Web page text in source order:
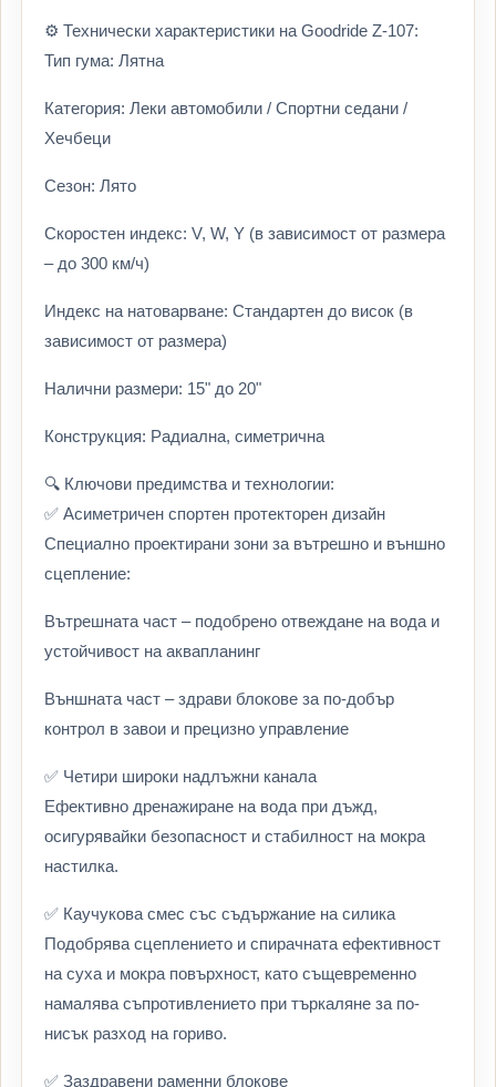
⚙️ Технически характеристики на Goodride Z-107:
Тип гума: Лятна
Категория: Леки автомобили / Спортни седани /
Хечбеци
Сезон: Лято
Скоростен индекс: V, W, Y (в зависимост от размера
– до 300 км/ч)
Индекс на натоварване: Стандартен до висок (в
зависимост от размера)
Налични размери: 15" до 20"
Конструкция: Радиална, симетрична
🔍 Ключови предимства и технологии:
✅ Асиметричен спортен протекторен дизайн
Специално проектирани зони за вътрешно и външно
сцепление:
Вътрешната част – подобрено отвеждане на вода и
устойчивост на аквапланинг
Външната част – здрави блокове за по-добър
контрол в завои и прецизно управление
✅ Четири широки надлъжни канала
Ефективно дренажиране на вода при дъжд,
осигурявайки безопасност и стабилност на мокра
настилка.
✅ Каучукова смес със съдържание на силика
Подобрява сцеплението и спирачната ефективност
на суха и мокра повърхност, като същевременно
намалява съпротивлението при търкаляне за по-
нисък разход на гориво.
✅ Заздравени раменни блокове